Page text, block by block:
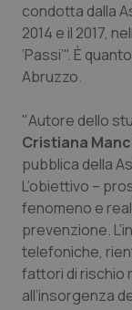
Emilia-
Friuli
Liguria
Lombardia
Marche
Molise
Dermatite
Disturbi
Dolore
Donna &
Epatiti
condotta dalla
2014 e il 2017,
‘Passi’". È
Abruzzo.
"Autore dello
Cristiana
pubblica della
L’obiettivo –
fenomeno e
prevenzione.
telefoniche,
fattori di rischio
all’insorgenza